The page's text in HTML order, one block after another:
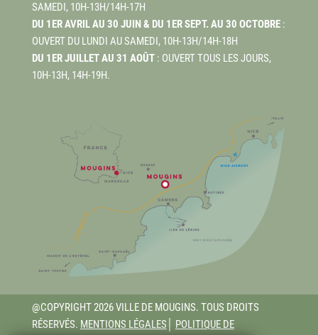
SAMEDI, 10H-13H/14H-17H
DU 1ER AVRIL AU 30 JUIN & DU 1ER SEPT. AU 30 OCTOBRE:
OUVERT DU LUNDI AU SAMEDI, 10H-13H/14H-18H
DU 1ER JUILLET AU 31 AOÛT: OUVERT TOUS LES JOURS,
10H-13H, 14H-19H.
@COPYRIGHT 2026 VILLE DE MOUGINS. TOUS DROITS
RÉSERVÉS. MENTIONS LÉGALES
POLITIQUE DE